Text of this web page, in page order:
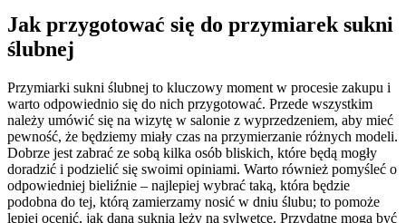
Jak przygotować się do przymiarek sukni
ślubnej
Przymiarki sukni ślubnej to kluczowy moment w procesie zakupu i
warto odpowiednio się do nich przygotować. Przede wszystkim
należy umówić się na wizytę w salonie z wyprzedzeniem, aby mieć
pewność, że będziemy miały czas na przymierzanie różnych modeli.
Dobrze jest zabrać ze sobą kilka osób bliskich, które będą mogły
doradzić i podzielić się swoimi opiniami. Warto również pomyśleć o
odpowiedniej bieliźnie – najlepiej wybrać taką, która będzie
podobna do tej, którą zamierzamy nosić w dniu ślubu; to pomoże
lepiej ocenić, jak dana suknia leży na sylwetce. Przydatne mogą być